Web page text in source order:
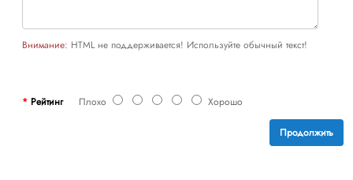
Внимание: HTML не поддерживается! Используйте обычный текст!
РейтингПлохо Хорошо
Продолжить